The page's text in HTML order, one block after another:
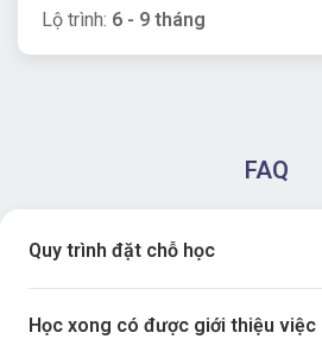
Lộ trình: 6 - 9 tháng
FAQ
Quy trình đặt chỗ học
Học xong có được giới thiệu việc